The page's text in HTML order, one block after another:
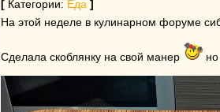
[ Категории: Еда ]
На этой неделе в кулинарном форуме
Сделала скоблянку на свой манер